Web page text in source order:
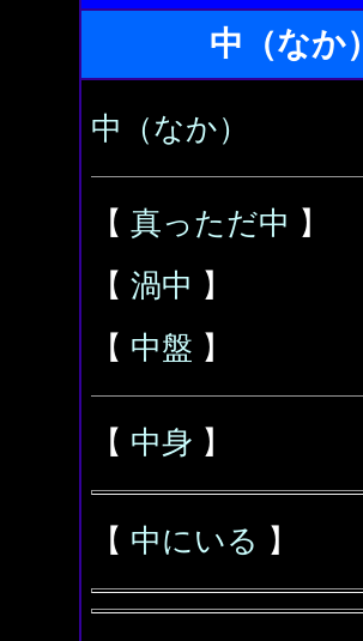
中（なか）
中（なか）
【 真っただ中 】
【 渦中 】
【 中盤 】
【 中身 】
【 中にいる 】